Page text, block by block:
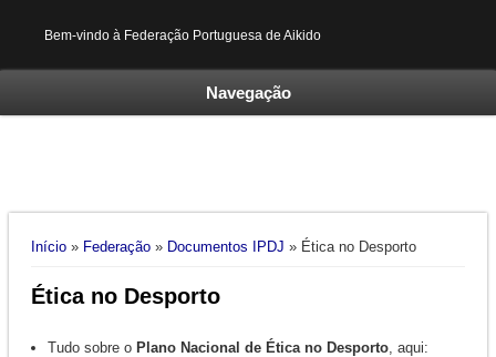
Bem-vindo à Federação Portuguesa de Aikido
Navegação
Está aqui
Início» Federação» Documentos IPDJ » Ética no Desporto
Ética no Desporto
Tudo sobre o Plano Nacional de Ética no Desporto, aqui: